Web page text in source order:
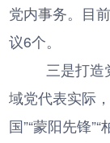
党内事务。目
议6个。
三是打造
域党代表实际
国”“蒙阳先锋